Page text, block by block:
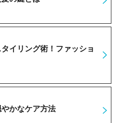
イリング術！ファッショ
かなケア方法